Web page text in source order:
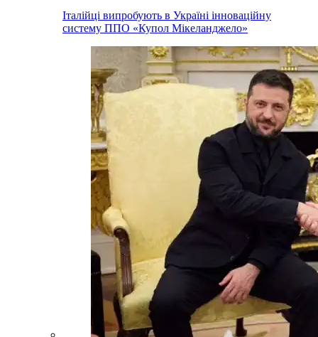
Італійці випробують в Україні інноваційну
систему ППО «Купол Мікеланджело»